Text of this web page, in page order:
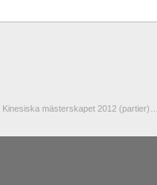
Kinesiska mästerskapet 2012